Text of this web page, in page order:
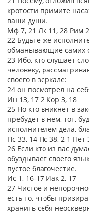
кротости примите
ваши души.
Мф 7, 21 Лк 11, 28 Рим
22 Будьте же
обманывающие самих
23 Ибо, кто слушает
человеку,
своего в зеркале:
24 он посмотрел на
Ин 13, 17 2 Кор 3, 18
25 Но кто вникнет в
пребудет в нем, тот,
исполнителем дела,
Пс 33, 14 Пс 38, 2 1 Пет
26 Если кто из вас
обуздывает своего
пустое благочестие.
Ис 1, 16-17 Иак 2, 17
27 Чистое и
есть то, чтобы
хранить себя